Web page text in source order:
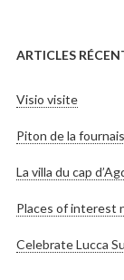
ARTICLES
Visio visite
Piton de la
La villa du cap
Places of interest
Celebrate Lucca